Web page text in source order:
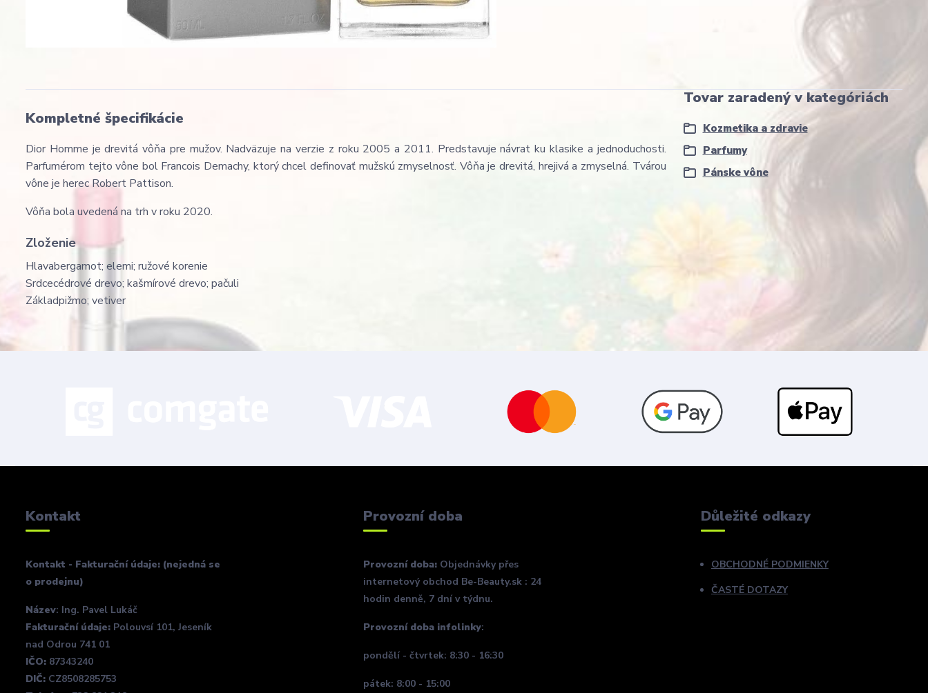
Kompletné špecifikácie
Dior Homme je drevitá vôňa pre mužov. Nadväzuje na verzie z roku 2005 a 2011. Predstavuje návrat ku klasike a jednoduchosti.
Parfumérom tejto vône bol Francois Demachy, ktorý chcel definovať mužskú zmyselnosť. Vôňa je drevitá, hrejivá a zmyselná. Tvárou
vône je herec Robert Pattison.
Vôňa bola uvedená na trh v roku 2020.
Zloženie
Hlavabergamot; elemi; ružové korenie
Srdcecédrové drevo; kašmírové drevo; pačuli
Základpižmo; vetiver
Tovar zaradený v kategóriách
Kozmetika a zdravie
Parfumy
Pánske vône
Kontakt
Kontakt - Fakturační údaje: (nejedná se
o prodejnu)
Název: Ing. Pavel Lukáč
Fakturační údaje: Polouvsí 101, Jeseník
nad Odrou 741 01
IČO: 87343240
DIČ: CZ8508285753
Provozní doba
Provozní doba: Objednávky přes
internetový obchod Be-Beauty.sk : 24
hodin denně, 7 dní v týdnu.
Provozní doba infolinky:
pondělí - čtvrtek: 8:30 - 16:30
pátek: 8:00 - 15:00
Důležité odkazy
OBCHODNÉ PODMIENKY
ČASTÉ DOTAZY